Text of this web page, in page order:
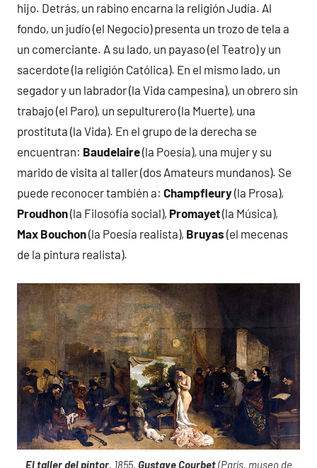
hijo. Detrás, un rabino encarna la religión Judía. Al
fondo, un judío (el Negocio) presenta un trozo de tela a
un comerciante. A su lado, un payaso (el Teatro) y un
sacerdote (la religión Católica). En el mismo lado, un
segador y un labrador (la Vida campesina), un obrero sin
trabajo (el Paro), un sepulturero (la Muerte), una
prostituta (la Vida). En el grupo de la derecha se
encuentran: Baudelaire(la Poesía), una mujer y su
marido de visita al taller (dos Amateurs mundanos). Se
puede reconocer también a: Champfleury(la Prosa),
Proudhon(la Filosofía social), Promayet(la Música),
Max Bouchon(la Poesía realista), Bruyas (el mecenas
de la pintura realista).
El taller del pintor, 1855, Gustave Courbet(París, museo de